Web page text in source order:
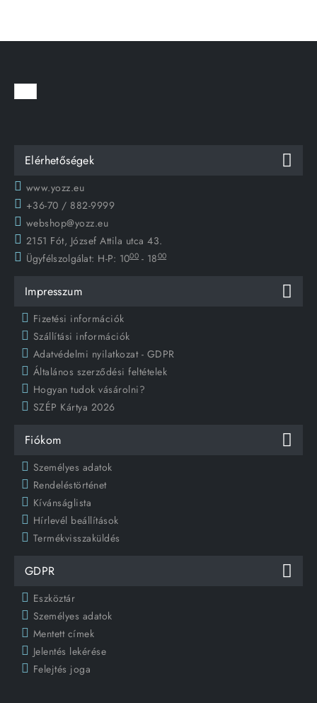
Elérhetőségek
www.yozz.eu
+36-70 / 882-9999
webshop@yozz.eu
2151 Fót, József Attila utca 43.
Ügyfélszolgálat: H-P: 1000 - 1800
Impresszum
Fizetési információk
Szállítási információk
Adatvédelmi nyilatkozat - GDPR
Általános szerződési feltételek
Hogyan tudok vásárolni?
SZÉP Kártya 2026
Fiókom
Személyes adatok
Rendeléstörténet
Kívánságlista
Hírlevél beállítások
Termékvisszaküldés
GDPR
Eszköztár
Személyes adatok
Mentett címek
Jelentés lekérése
Felejtés joga